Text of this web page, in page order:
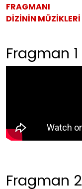
FRAGMANI
DİZİNİN MÜZİKLERİ
Fragman 1
Fragman 2